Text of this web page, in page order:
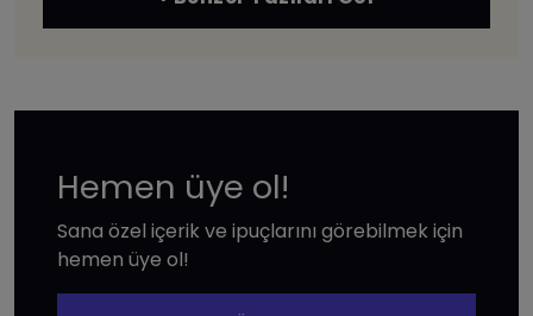
Hemen üye ol!
Sana özel içerik ve ipuçlarını görebilmek için
hemen üye ol!